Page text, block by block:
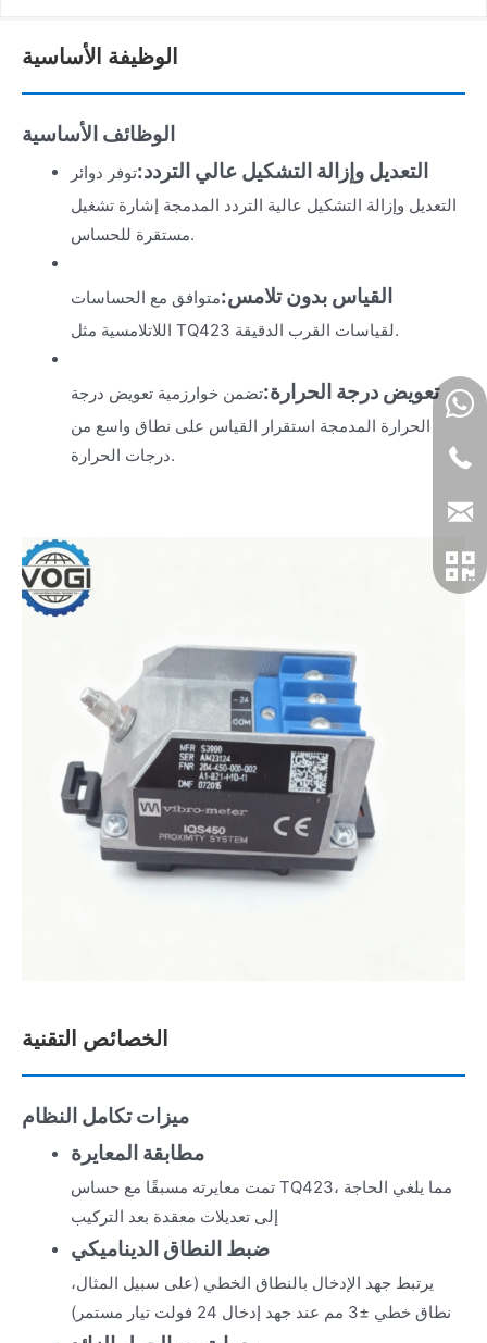
الوظيفة الأساسية
الوظائف الأساسية
التعديل وإزالة التشكيل عالي التردد:توفر دوائر
التعديل وإزالة التشكيل عالية التردد المدمجة إشارة تشغيل
مستقرة للحساس.
القياس بدون تلامس:متوافق مع الحساسات
اللاتلامسية مثل TQ423 لقياسات القرب الدقيقة.
تعويض درجة الحرارة:تضمن خوارزمية تعويض درجة
الحرارة المدمجة استقرار القياس على نطاق واسع من
درجات الحرارة.
الخصائص التقنية
ميزات تكامل النظام
مطابقة المعايرة
تمت معايرته مسبقًا مع حساس TQ423، مما يلغي الحاجة
إلى تعديلات معقدة بعد التركيب
ضبط النطاق الديناميكي
يرتبط جهد الإدخال بالنطاق الخطي (على سبيل المثال،
نطاق خطي ±3 مم عند جهد إدخال 24 فولت تيار مستمر)